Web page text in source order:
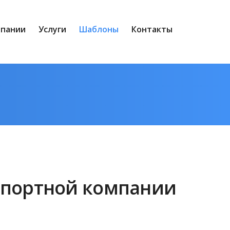
Услуги Шаблоны Контакты
компании